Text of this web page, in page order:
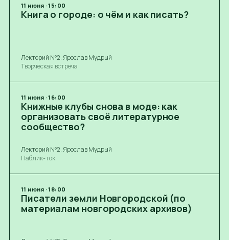
11 июня ·15:00
Книга о городе: о чём и как писать?
Лекторий №2. Ярослав Мудрый
Творческая встреча
11 июня ·16:00
Книжные клубы снова в моде: как
организовать своё литературное
сообщество?
Лекторий №2. Ярослав Мудрый
Паблик-ток
11 июня ·18:00
Писатели земли Новгородской (по
материалам новгородских архивов)